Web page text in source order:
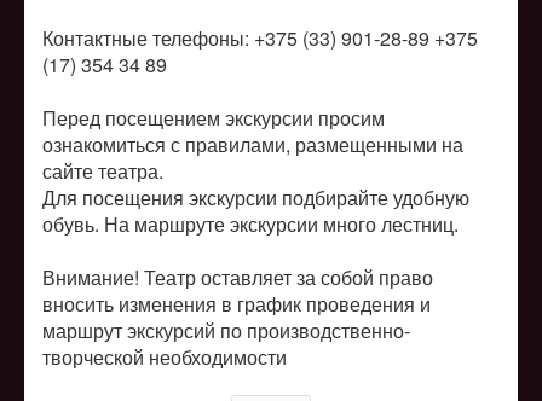
Контактные телефоны: +375 (33) 901-28-89 +375
(17) 354 34 89
Перед посещением экскурсии просим
ознакомиться с правилами, размещенными на
сайте театра.
Для посещения экскурсии подбирайте удобную
обувь. На маршруте экскурсии много лестниц.
Внимание! Театр оставляет за собой право
вносить изменения в график проведения и
маршрут экскурсий по производственно-
творческой необходимости